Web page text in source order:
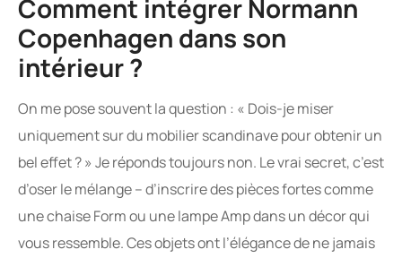
Comment intégrer Normann
Copenhagen dans son
intérieur ?
On me pose souvent la question : « Dois-je miser
uniquement sur du mobilier scandinave pour obtenir un
bel effet ? » Je réponds toujours non. Le vrai secret, c’est
d’oser le mélange – d’inscrire des pièces fortes comme
une chaise Form ou une lampe Amp dans un décor qui
vous ressemble. Ces objets ont l’élégance de ne jamais